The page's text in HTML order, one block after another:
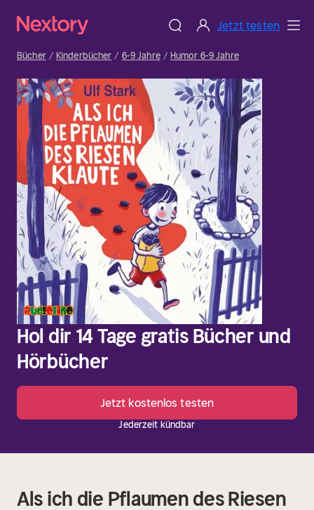
Jetzt testen
Bücher Kinderbücher 6-9 Jahre Humor 6-9 Jahre
Hol dir 14 Tage gratis Bücher und
Hörbücher
Jetzt kostenlos testen
Jederzeit kündbar
Als ich die Pflaumen des Riesen